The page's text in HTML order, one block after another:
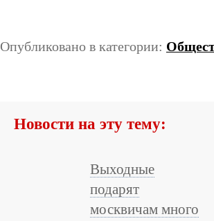
Опубликовано в категории:
Новости на эту тему:
Выходные
подарят
москвичам много